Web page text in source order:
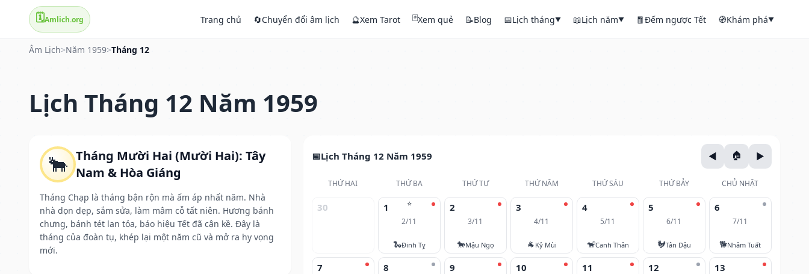
🗓️Amlich.org Trang chủ 🔄Chuyển đổi âm lịch 🔮Xem Tarot 🃏Xem quẻ 📝Blog 📅Lịch tháng▼ 📖Lịch năm▼ 🧧Đếm ngược Tết 🧭Khám phá▼
Âm Lịch>Năm 1959>Tháng 12
Lịch Tháng 12 Năm 1959
🐂 Tháng Mười Hai (Mười Hai): Tây
Nam & Hòa Giáng
Tháng Chạp là tháng bận rộn mà ấm áp nhất năm. Nhà
nhà dọn dẹp, sắm sửa, làm mâm cỗ tất niên. Hương bánh
chưng, bánh tét lan tỏa, báo hiệu Tết đã cận kề. Đây là
tháng của đoàn tụ, khép lại một năm cũ và mở ra hy vọng
mới.
Lịch Tháng 12 Năm 1959
THỨ HAI THỨ BA THỨ TƯ THỨ NĂM THỨ SÁU THỨ BẢY CHỦ NHẬT
30 ⭐
1
2/11
🐍Đinh Tỵ
2
3/11
🐎Mậu Ngọ
3
4/11
🐐 Kỷ Mùi
4
5/11
🐒Canh Thân
5
6/11
🐓Tân Dậu
6
7/11
🐕Nhâm Tuất
7 8 9 10 11 12 13